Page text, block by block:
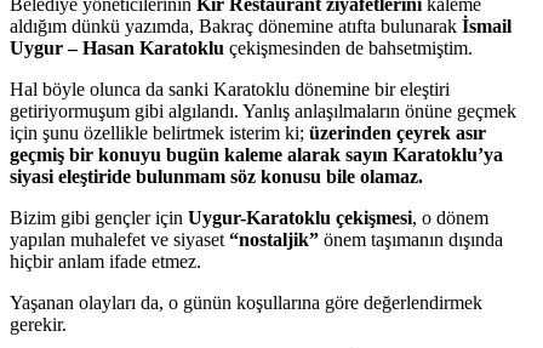
aldığım dünkü yazımda, Bakraç dönemine atıfta bulunarak İsmail
Uygur – Hasan Karatoklu çekişmesinden de bahsetmiştim.
Hal böyle olunca da sanki Karatoklu dönemine bir eleştiri
getiriyormuşum gibi algılandı. Yanlış anlaşılmaların önüne geçmek
için şunu özellikle belirtmek isterim ki; üzerinden çeyrek asır
geçmiş bir konuyu bugün kaleme alarak sayın Karatoklu’ya
siyasi eleştiride bulunmam söz konusu bile olamaz.
Bizim gibi gençler için Uygur-Karatoklu çekişmesi, o dönem
yapılan muhalefet ve siyaset “nostaljik” önem taşımanın dışında
hiçbir anlam ifade etmez.
Yaşanan olayları da, o günün koşullarına göre değerlendirmek
gerekir.